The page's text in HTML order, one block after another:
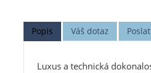
Popis Váš dotaz
Luxus a technická